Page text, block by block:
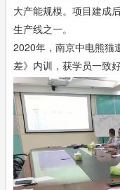
大产能规模。项目建成
生产线之一。
2020年，南京中电熊猫
差》内训，获学员一致